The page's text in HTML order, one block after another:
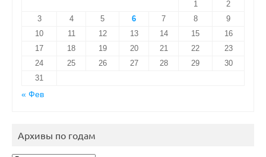
1
2
3
4 5 6 7 8
9
10
11 12 13 14 15
16
17
18 19 20 21 22
23
24
25 26 27 28 29
30
31
« Фев
Архивы по годам